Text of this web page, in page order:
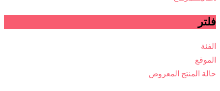
فلتر
الفئة
الموقع
حالة المنتج المعروض